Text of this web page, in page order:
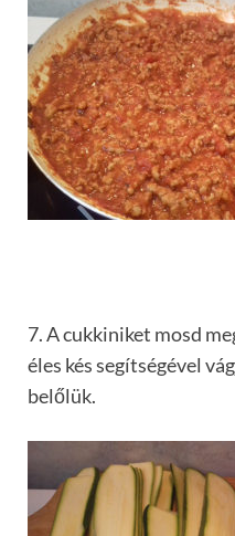
7. A cukkiniket mosd
éles kés segítségével
belőlük.